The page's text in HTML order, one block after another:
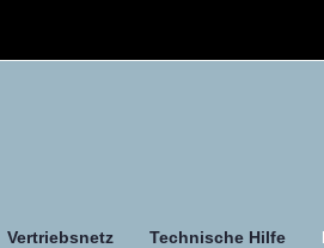
Vertriebsnetz Technische Hilfe